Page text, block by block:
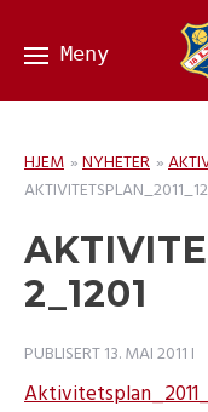
HJEM »NYHETER »
2_1201
PUBLISERT13. MAI 2011 I